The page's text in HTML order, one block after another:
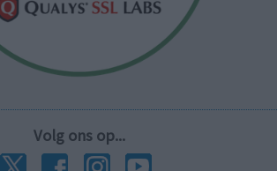
Volg ons op...